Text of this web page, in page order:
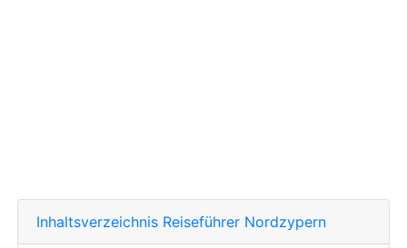
Inhaltsverzeichnis Reiseführer Nordzypern